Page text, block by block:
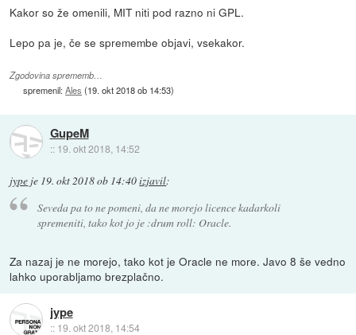
Kakor so že omenili, MIT niti pod razno ni GPL.
Lepo pa je, če se spremembe objavi, vsekakor.
Zgodovina sprememb…
spremenil:Ales (19. okt 2018 ob 14:53)
GupeM
:: 19. okt 2018, 14:52
jype je 19. okt 2018 ob 14:40izjavil:
Seveda pa to ne pomeni, da ne morejo licence kadarkoli
spremeniti, tako kot jo je :drum roll: Oracle.
Za nazaj je ne morejo, tako kot je Oracle ne more. Javo 8 še vedno
lahko uporabljamo brezplačno.
jype
:: 19. okt 2018, 14:54